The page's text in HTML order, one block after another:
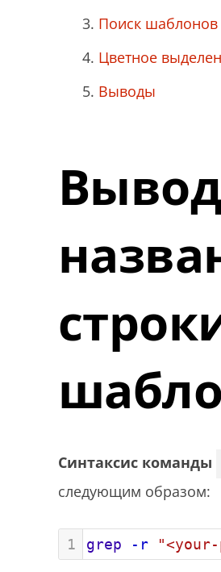
Поиск шаблонов
Цветное
Выводы
Синтаксис команды
следующим образом:
1 grep -r